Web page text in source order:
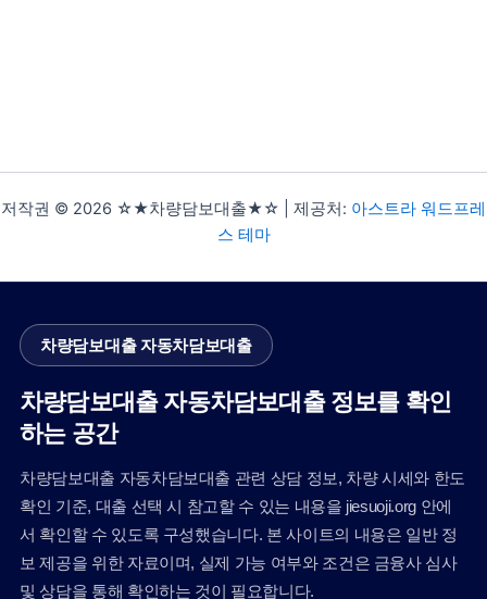
저작권 © 2026 ☆★차량담보대출★☆ | 제공처: 아스트라 워드프레
스 테마
차량담보대출 자동차담보대출
차량담보대출 자동차담보대출 정보를 확인
하는 공간
차량담보대출 자동차담보대출 관련 상담 정보, 차량 시세와 한도
확인 기준, 대출 선택 시 참고할 수 있는 내용을 jiesuoji.org 안에
서 확인할 수 있도록 구성했습니다. 본 사이트의 내용은 일반 정
보 제공을 위한 자료이며, 실제 가능 여부와 조건은 금융사 심사
및 상담을 통해 확인하는 것이 필요합니다.